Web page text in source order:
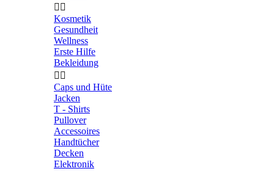
 
Kosmetik
Gesundheit
Wellness
Erste Hilfe
Bekleidung
 
Caps und Hüte
Jacken
T - Shirts
Pullover
Accessoires
Handtücher
Decken
Elektronik